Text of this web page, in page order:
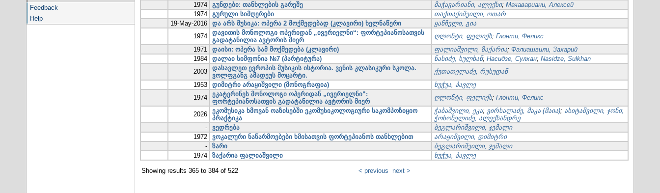
Feedback
Help
1974
გუნდები: თანხლების გარეშე მაჭავარიანი, ალექსი; Мачавариани, Алексей
1974
გურული სიმღერები
თაქთაქიშვილი, ოთარ
19-May-2016
და არს მუსიკა: ოპერა 2 მოქმედებად (კლავირი) ხელნაწერი
ყანჩელი, გია
1974
დავითის მონოლოგი ოპერიდან „ივერიელნი“: ფორტეპიანოსათვის
გადატანილია ავტორის მიერ
ღლონტი, ფელიქს; Глонти, Феликс
1971
დაისი: ოპერა სამ მოქმედება (კლავირი) ფალიაშვილი, ზაქარია; Фалиашвили, Захарий
1984
დალაი სიმფონია №7 (პარტიტურა) ნასიძე, სულხან; Насидзе, Сулхан; Nasidze, Sulkhan
2003
დასავლეთ ევროპის მუსიკის ისტორია. ვენის კლასიკური სკოლა.
ვოლფგანგ ამადეუს მოცარტი.
ქუთათელაძე, რუსუდან
1953
დიმიტრი არაყიშვილი (მონოგრაფია)
ხუჭუა, პავლე
1974
ეკატერინეს მონოლოგი ოპერიდან „ივერიელნი“:
ფორტეპიანოსათვის გადატანილია ავტორის მიერ
ღლონტი, ფელიქს; Глонти, Феликс
2026
ეკომუსიკა ხმოვან ოაზისებში ეკომუსიკოლოგიური საკომპოზიციო
პრაქტიკა
ჭაბაშვილი, ეკა; ვირსალაძე, მაკა (მაია); ასიტაშვილი, ჯონი;
ჭოხონელიძე, ალექსანდრე
-
ვედრება
ბეგლარიშვილი, ჯემალი
1972
ვოკალური ნაწარმოებები ხმისათვის ფორტეპიანოს თანხლებით
არაყიშვილი, დიმიტრი
-
ზარი
ბეგლარიშვილი, ჯემალი
1974
ზაქარია ფალიაშვილი ხუჭუა, პავლე
Showing results 365 to 384 of 522 < previous next >